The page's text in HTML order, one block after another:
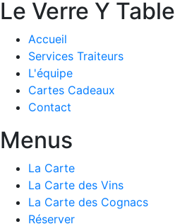
Le Verre Y Table
Accueil
Services Traiteurs
L'équipe
Cartes Cadeaux
Contact
Menus
La Carte
La Carte des Vins
La Carte des Cognacs
Réserver